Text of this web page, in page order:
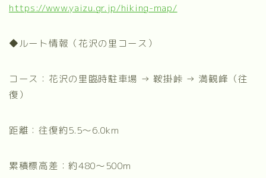
https://www.yaizu.gr.jp/hiking-map/
◆ルート情報（花沢の里コース）
コース：花沢の里臨時駐車場 → 鞍掛峠 → 満観峰（往
復）
距離：往復約5.5〜6.0km
累積標高差：約480〜500m